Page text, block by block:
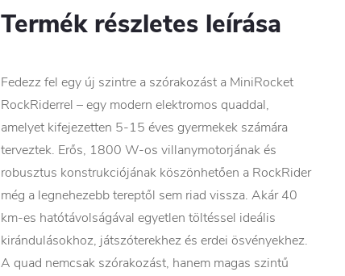
Termék részletes leírása
Fedezz fel egy új szintre a szórakozást a MiniRocket
RockRiderrel – egy modern elektromos quaddal,
amelyet kifejezetten 5-15 éves gyermekek számára
terveztek. Erős, 1800 W-os villanymotorjának és
robusztus konstrukciójának köszönhetően a RockRider
még a legnehezebb tereptől sem riad vissza. Akár 40
km-es hatótávolságával egyetlen töltéssel ideális
kirándulásokhoz, játszóterekhez és erdei ösvényekhez.
A quad nemcsak szórakozást, hanem magas szintű